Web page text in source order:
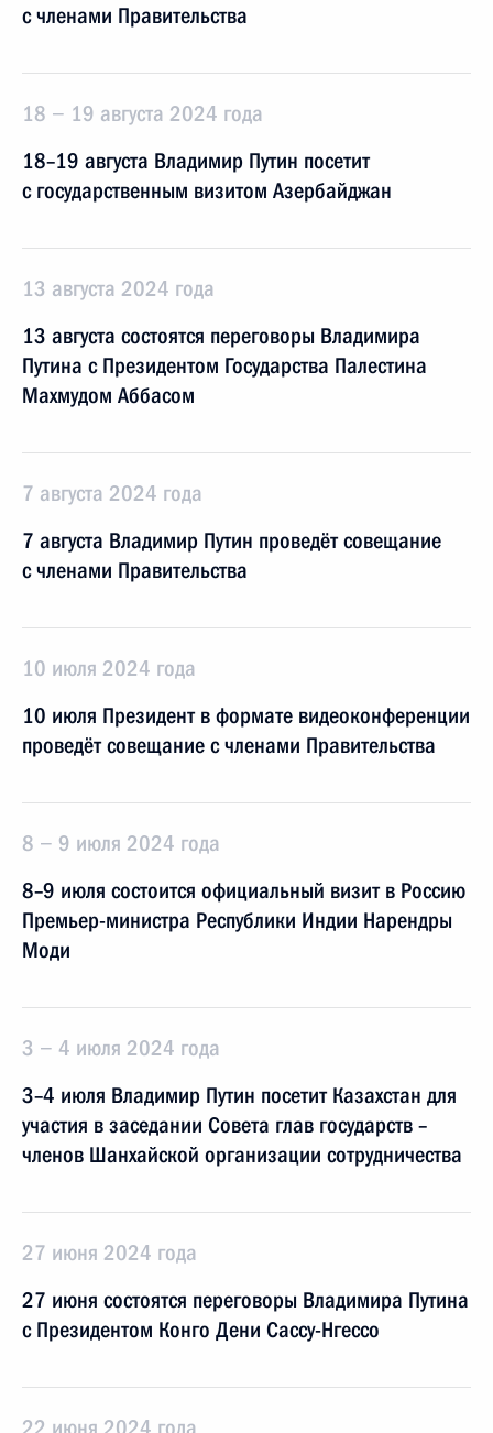
с членами Правительства
18 − 19 августа 2024 года
18–19 августа Владимир Путин посетит
с государственным визитом Азербайджан
13 августа 2024 года
13 августа состоятся переговоры Владимира
Путина с Президентом Государства Палестина
Махмудом Аббасом
7 августа 2024 года
7 августа Владимир Путин проведёт совещание
с членами Правительства
10 июля 2024 года
10 июля Президент в формате видеоконференции
проведёт совещание с членами Правительства
8 − 9 июля 2024 года
8–9 июля состоится официальный визит в Россию
Премьер-министра Республики Индии Нарендры
Моди
3 − 4 июля 2024 года
3–4 июля Владимир Путин посетит Казахстан для
участия в заседании Совета глав государств –
членов Шанхайской организации сотрудничества
27 июня 2024 года
27 июня состоятся переговоры Владимира Путина
с Президентом Конго Дени Сассу-Нгессо
22 июня 2024 года